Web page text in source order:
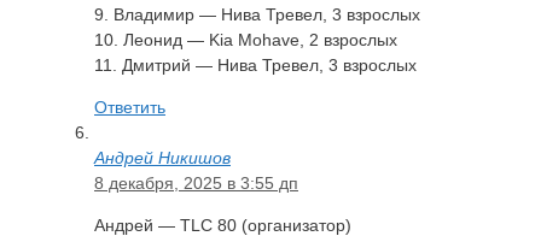
9. Владимир — Нива Тревел, 3 взрослых
10. Леонид — Kia Mohave, 2 взрослых
11. Дмитрий — Нива Тревел, 3 взрослых
Ответить
Андрей Никишов
8 декабря, 2025 в 3:55 дп
Андрей — TLC 80 (организатор)